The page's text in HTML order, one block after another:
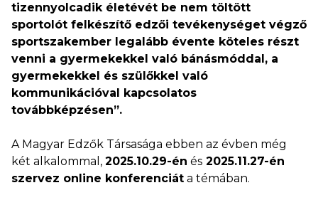
tizennyolcadik életévét be nem töltött
sportolót felkészítő edzői tevékenységet végző
sportszakember legalább évente köteles részt
venni a gyermekekkel való bánásmóddal, a
gyermekekkel és szülőkkel való
kommunikációval kapcsolatos
továbbképzésen”.
A Magyar Edzők Társasága ebben az évben még
két alkalommal, 2025.10.29-én és 2025.11.27-én
szervez online konferenciát a témában.